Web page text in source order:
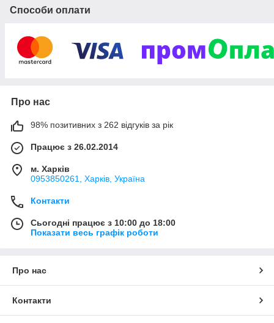
широкому ціновому діапазоні. Тільки
оформлення заявки.
Ознайомитися з каталогом
Чому клієнти обирають магазин
«220Alfa»
Широкий асортимент
Способи оплати
Про нас
98% позитивних з 262 відгуків за рік
Працює з 26.02.2014
м. Харків
0953850261, Харків, Україна
Контакти
Сьогодні працює з 10:00 до 18:00
Показати весь графік роботи
Про нас
Контакти